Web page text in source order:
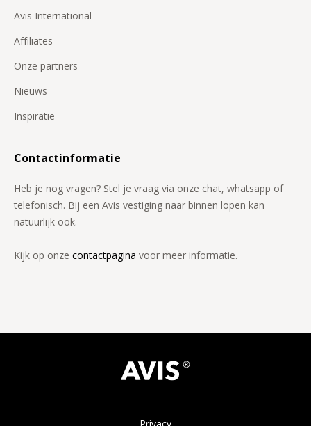
Avis International
Affiliates
Onze partners
Nieuws
Inspiratie
Contactinformatie
Heb je nog vragen? Stel je vraag via onze chat, whatsapp of
telefonisch. Bij een Avis vestiging naar binnen lopen kan
natuurlijk ook.
Kijk op onze contactpagina voor meer informatie.